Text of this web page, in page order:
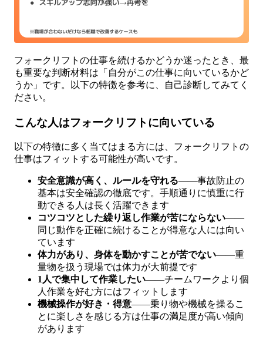
フォークリフトの仕事を続けるかどうか迷ったとき、最
も重要な判断材料は「自分がこの仕事に向いているかど
うか」です。以下の特徴を参考に、自己診断してみてく
ださい。
こんな人はフォークリフトに向いている
以下の特徴に多く当てはまる方には、フォークリフトの
仕事はフィットする可能性が高いです。
安全意識が高く、ルールを守れる——事故防止の
基本は安全確認の徹底です。手順通りに慎重に行
動できる人は長く活躍できます
コツコツとした繰り返し作業が苦にならない——
同じ動作を正確に続けることが得意な人には向い
ています
体力があり、身体を動かすことが苦でない——重
量物を扱う現場では体力が大前提です
1人で集中して作業したい——チームワークより個
人作業を好む方にはフィットします
機械操作が好き・得意——乗り物や機械を操るこ
とに楽しさを感じる方は仕事の満足度が高い傾向
があります